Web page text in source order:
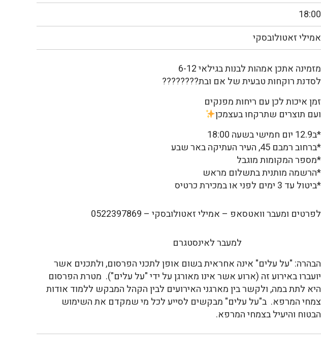
18:00
אמילי זאטולובסקי
מזמינה אתכן אמהות לבנות בגילאי 6-12
לסדנת רוקחות טבעית של אם ובת????????
זמן איכות לכן עם ריחות מפנקים
ועם תוצרים שתרקחו בעצמכן
*ב12.9 יום חמישי בשעה 18:00
*ברחוב רמבם 45, העיר העתיקה באר שבע
*מספר המקומות מוגבל
*הרשמה מותנית בתשלום מראש
*ביטול עד 3 ימים לפני או במכירת כרטיס
לפרטים ומעבר וואטסאפ – אמילי זאטולובסקי – 0522397869
למעבר לאינסטגרם
הבהרה: "על עלים" אינה אחראית בשום אופן לתכני הפרסום, ולתכנים אשר
יועברו באירוע זה (ארוע אשר אינו מאורגן על ידי "על עלים"). מטרת הפרסום
היא לתת במה, ולקשר בין מארגני האירועים לבין הקהל המבקש ללמוד אודות
צמחי המרפא. ב"על עלים" מבקשים לסייע לכל מי שמקדם את השימוש
הבטוח והיעיל בצמחי המרפא.